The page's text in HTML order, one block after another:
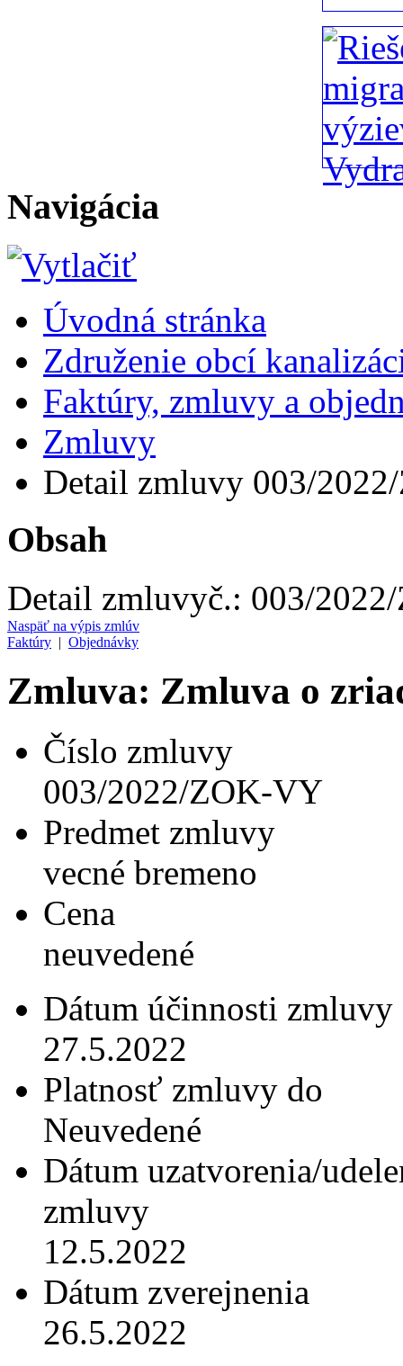
Navigácia
Úvodná stránka
Združenie obcí
Faktúry, zmluvy a
Zmluvy
Detail zmluvy 003/
Obsah
Detail zmluvyč.: 003/
Naspäť na výpis zmlúv
Faktúry | Objednávky
Zmluva: Zmluva o
Číslo zmluvy
003/2022/ZOK-VY
Predmet zmluvy
vecné bremeno
Cena
neuvedené
Dátum účinnosti zmluvy
27.5.2022
Platnosť zmluvy do
Neuvedené
Dátum uzatvorenia/
zmluvy
12.5.2022
Dátum zverejnenia
26.5.2022